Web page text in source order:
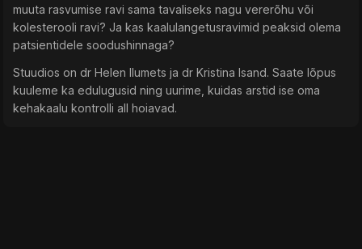
muuta rasvumise ravi sama tavaliseks nagu vererõhu või
kolesterooli ravi? Ja kas kaalulangetusravimid peaksid olema
patsientidele soodushinnaga?
Stuudios on dr Helen Ilumets ja dr Kristina Isand. Saate lõpus
kuuleme ka edulugusid ning uurime, kuidas arstid ise oma
kehakaalu kontrolli all hoiavad.